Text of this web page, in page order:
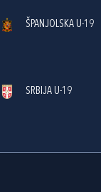
ŠPANJOLSKA U-19
SRBIJA U-19